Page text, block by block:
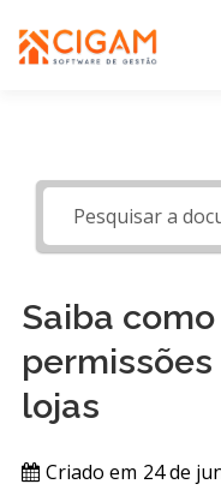
para
PORTAL WEB
Saiba
lojas
Criado em 24 de